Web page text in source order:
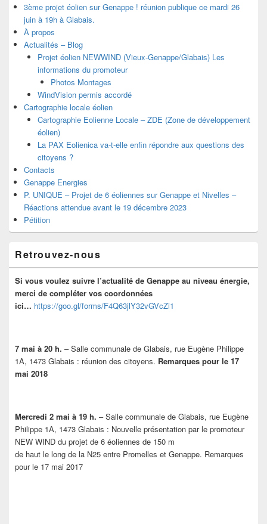
3ème projet éolien sur Genappe ! réunion publique ce mardi 26
juin à 19h à Glabais.
À propos
Actualités – Blog
Projet éolien NEWWIND (Vieux-Genappe/Glabais) Les
informations du promoteur
Photos Montages
WindVision permis accordé
Cartographie locale éolien
Cartographie Eolienne Locale – ZDE (Zone de développement
éolien)
La PAX Eolienica va-t-elle enfin répondre aux questions des
citoyens ?
Contacts
Genappe Energies
P. UNIQUE – Projet de 6 éoliennes sur Genappe et Nivelles –
Réactions attendue avant le 19 décembre 2023
Pétition
Retrouvez-nous
Si vous voulez suivre l’actualité de Genappe au niveau énergie,
merci de compléter vos coordonnées
ici… https://goo.gl/forms/F4Q63jlY32vGVcZi1
7 mai à 20 h. – Salle communale de Glabais, rue Eugène Philippe
1A, 1473 Glabais : réunion des citoyens. Remarques pour le 17
mai 2018
Mercredi 2 mai à 19 h. – Salle communale de Glabais, rue Eugène
Philippe 1A, 1473 Glabais : Nouvelle présentation par le promoteur
NEW WIND du projet de 6 éoliennes de 150 m
de haut le long de la N25 entre Promelles et Genappe. Remarques
pour le 17 mai 2017